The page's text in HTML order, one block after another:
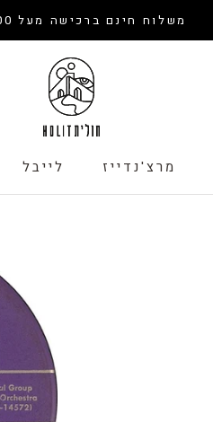
משלוח חינם ברכישה מעל 300 ש"ח
מרצ'נדייז
לייבל